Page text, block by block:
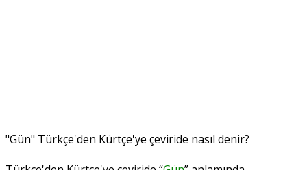
"Gün" Türkçe'den Kürtçe'ye çeviride nasıl denir?